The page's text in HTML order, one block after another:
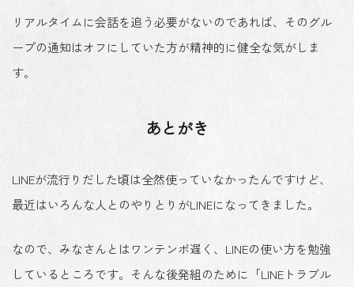
リアルタイムに会話を追う必要がないのであれば、そのグル
ープの通知はオフにしていた方が精神的に健全な気がしま
す。
あとがき
LINEが流行りだした頃は全然使っていなかったんですけど、
最近はいろんな人とのやりとりがLINEになってきました。
なので、みなさんとはワンテンポ遅く、LINEの使い方を勉強
しているところです。そんな後発組のために「LINEトラブル